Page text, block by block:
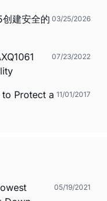
建安全的 03/25/2026
07/23/2022
Protect a 11/01/2017
05/19/2021